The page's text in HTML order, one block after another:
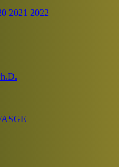
2021 2022